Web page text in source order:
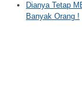
Dianya Tetap
Banyak Orang !